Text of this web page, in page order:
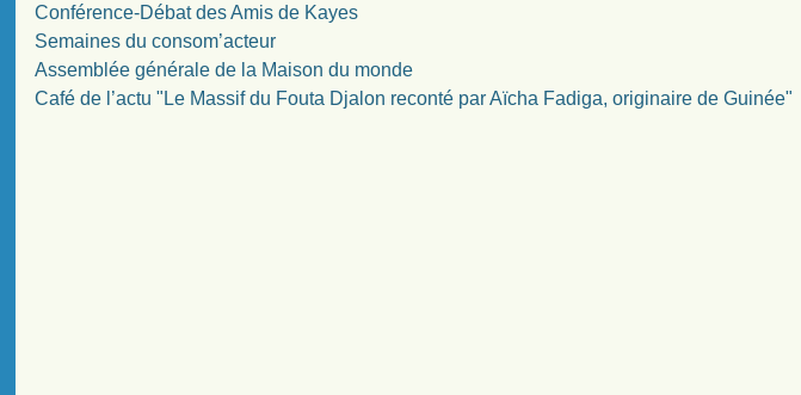
Conférence-Débat des Amis de Kayes
Semaines du consom’acteur
Assemblée générale de la Maison du monde
Café de l’actu "Le Massif du Fouta Djalon reconté par Aïcha Fadiga, originaire de Guinée"